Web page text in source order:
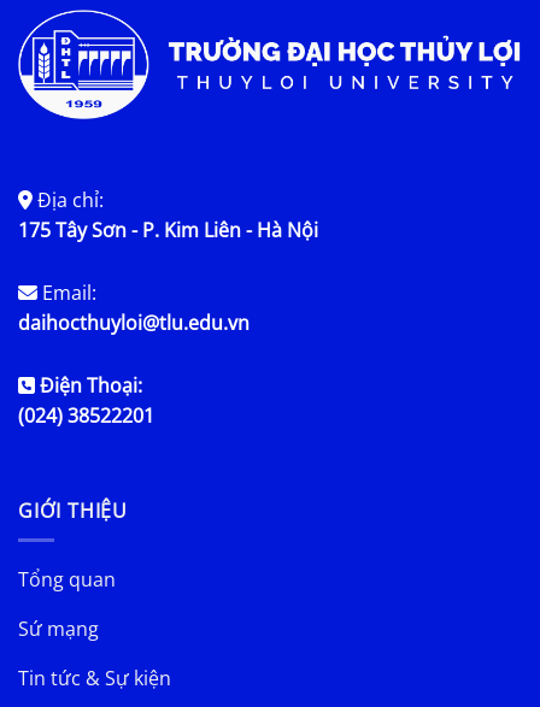
Địa chỉ:
175 Tây Sơn - P. Kim Liên - Hà Nội
Email:
daihocthuyloi@tlu.edu.vn
Điện Thoại:
(024) 38522201
GIỚI THIỆU
Tổng quan
Sứ mạng
Tin tức & Sự kiện